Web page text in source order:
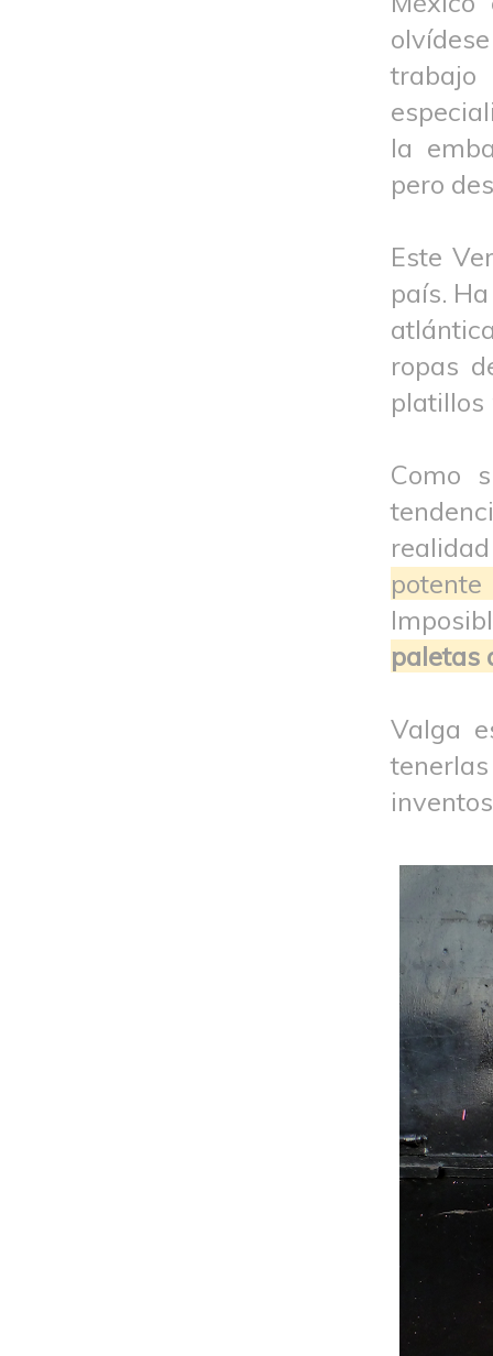
la
pero
Este
país.
ropas
platillos
Como
paletas
Valga